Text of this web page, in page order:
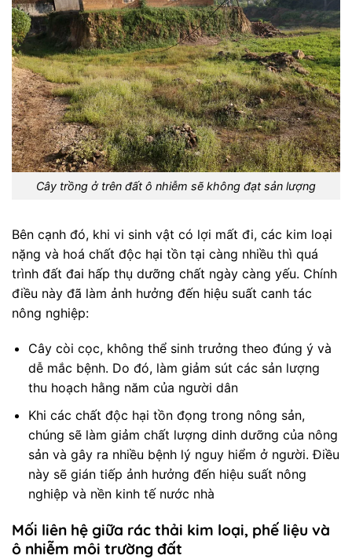
Cây trồng ở trên đất ô nhiễm sẽ không đạt sản lượng
Bên cạnh đó, khi vi sinh vật có lợi mất đi, các kim loại
nặng và hoá chất độc hại tồn tại càng nhiều thì quá
trình đất đai hấp thụ dưỡng chất ngày càng yếu. Chính
điều này đã làm ảnh hưởng đến hiệu suất canh tác
nông nghiệp:
Cây còi cọc, không thể sinh trưởng theo đúng ý và
dễ mắc bệnh. Do đó, làm giảm sút các sản lượng
thu hoạch hằng năm của người dân
Khi các chất độc hại tồn đọng trong nông sản,
chúng sẽ làm giảm chất lượng dinh dưỡng của nông
sản và gây ra nhiều bệnh lý nguy hiểm ở người. Điều
này sẽ gián tiếp ảnh hưởng đến hiệu suất nông
nghiệp và nền kinh tế nước nhà
Mối liên hệ giữa rác thải kim loại, phế liệu và
ô nhiễm môi trường đất